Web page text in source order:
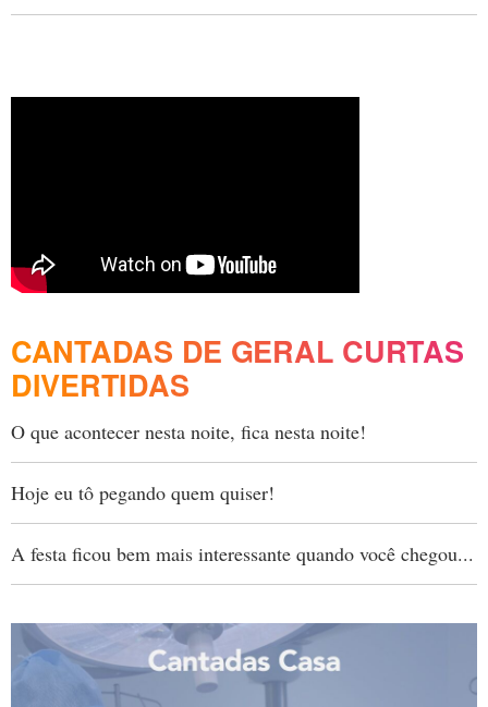
CANTADAS DE GERAL CURTAS
DIVERTIDAS
O que acontecer nesta noite, fica nesta noite!
Hoje eu tô pegando quem quiser!
A festa ficou bem mais interessante quando você chegou...